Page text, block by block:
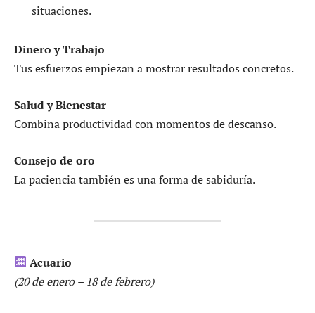
situaciones.
Dinero y Trabajo
Tus esfuerzos empiezan a mostrar resultados concretos.
Salud y Bienestar
Combina productividad con momentos de descanso.
Consejo de oro
La paciencia también es una forma de sabiduría.
Acuario
(20 de enero – 18 de febrero)